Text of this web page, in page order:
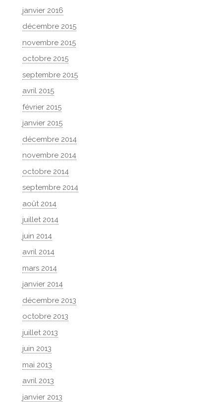
janvier 2016
décembre 2015
novembre 2015
octobre 2015
septembre 2015
avril 2015
février 2015
janvier 2015
décembre 2014
novembre 2014
octobre 2014
septembre 2014
août 2014
juillet 2014
juin 2014
avril 2014
mars 2014
janvier 2014
décembre 2013
octobre 2013
juillet 2013
juin 2013
mai 2013
avril 2013
janvier 2013